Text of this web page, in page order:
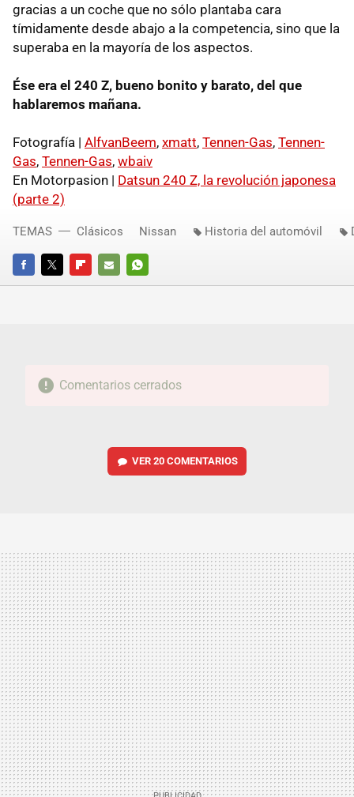
gracias a un coche que no sólo plantaba cara
tímidamente desde abajo a la competencia, sino que la
superaba en la mayoría de los aspectos.
Ése era el 240 Z, bueno bonito y barato, del que
hablaremos mañana.
Fotografía | AlfvanBeem, xmatt, Tennen-Gas, Tennen-
Gas, Tennen-Gas, wbaiv
En Motorpasion | Datsun 240 Z, la revolución japonesa
(parte 2)
FACEBOOKTWITTERFLIPBOARD
E-
WHATSAPP
TEMAS Clásicos Nissan Historia del automóvil
Comentarios cerrados
VER 20 COMENTARIOS